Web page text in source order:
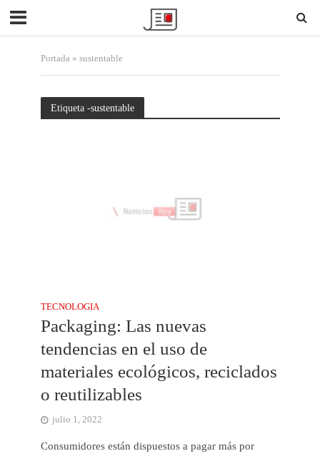
Portada» sustentable
Etiqueta -sustentable
TECNOLOGIA
Packaging: Las nuevas
tendencias en el uso de
materiales ecológicos, reciclados
o reutilizables
julio 1, 2022
Consumidores están dispuestos a pagar más por